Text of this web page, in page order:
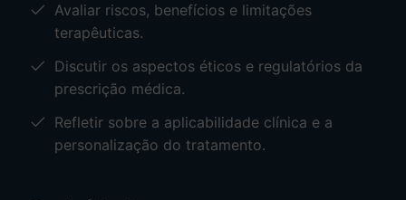
Avaliar riscos, benefícios e limitações
terapêuticas.
Discutir os aspectos éticos e regulatórios da
prescrição médica.
Refletir sobre a aplicabilidade clínica e a
personalização do tratamento.